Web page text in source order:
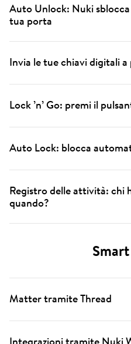
Auto Unlock: Nuki
tua porta
Invia le tue chiavi digitali
Lock ’n’ Go: premi il
Auto Lock: blocca
Registro delle attività: chi
quando?
Matter tramite Thread